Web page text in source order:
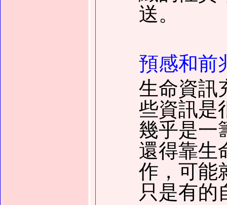
送。
預感和前
生命資訊
些資訊是
幾乎是一
還得靠生
作，可能
只是有的